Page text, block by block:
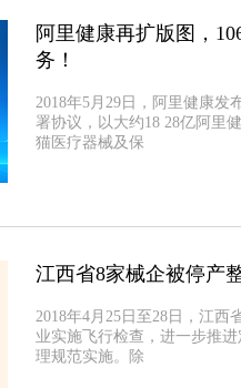
阿里健康再扩版图，
务！
2018年5月29日，阿里健康发
署协议，以大约18 28亿阿里
猫医疗器械及保
江西省8家械企被停产
2018年4月25日至28日，江西
业实施飞行检查，进一步推
理规范实施。除